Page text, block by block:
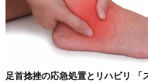
足首捻挫の応急処置とリハビリ 「